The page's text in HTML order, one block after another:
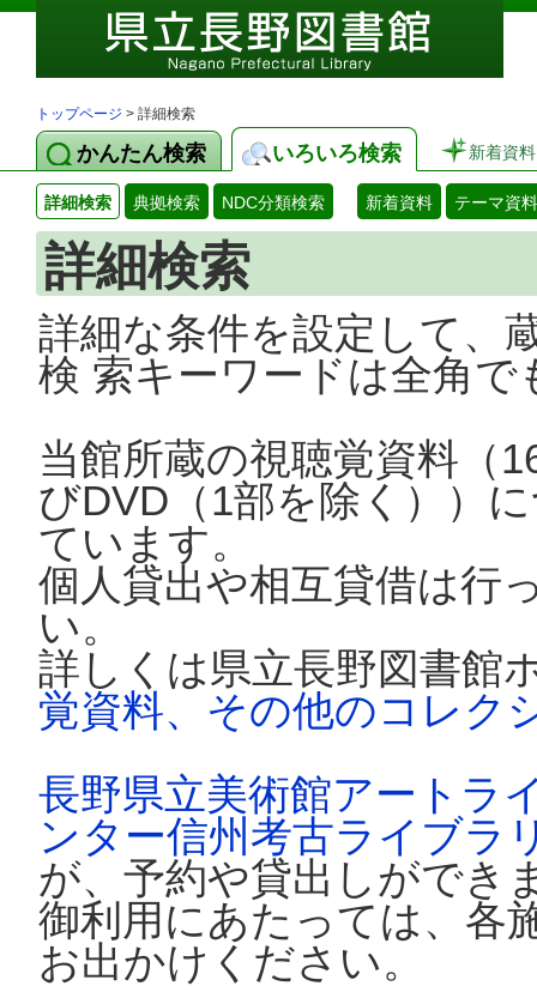
トップページ > 詳細検索
かんたん検索 いろいろ検索 新着資料
詳細検索 典拠検索 NDC分類検索 新着資料 テーマ資料
詳細検索
詳細な条件を設定して、
検 索キーワードは全角
当館所蔵の視聴覚資料（
びDVD（1部を除く））
ています。
個人貸出や相互貸借は行
い。
詳しくは県立長野図書館
覚資料、その他のコレク
長野県立美術館アートラ
ンター信州考古ライブラ
が、予約や貸出しができ
御利用にあたっては、各
お出かけください。